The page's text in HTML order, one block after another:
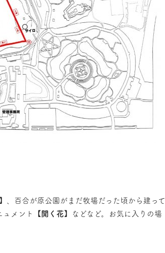
】、百合が原公園がまだ牧場だった頃から建って
ュメント【開く花】などなど。お気に入りの場